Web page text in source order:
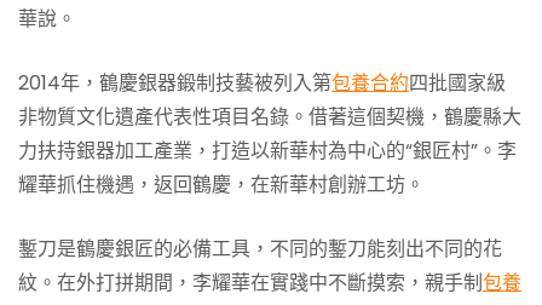
華說。
2014年，鶴慶銀器鍛制技藝被列入第包養合約四批國家級
非物質文化遺產代表性項目名錄。借著這個契機，鶴慶縣大
力扶持銀器加工產業，打造以新華村為中心的“銀匠村”。李
耀華抓住機遇，返回鶴慶，在新華村創辦工坊。
鏨刀是鶴慶銀匠的必備工具，不同的鏨刀能刻出不同的花
紋。在外打拼期間，李耀華在實踐中不斷摸索，親手制包養